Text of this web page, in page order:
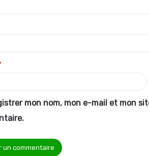
mon nom, mon e-mail et mon